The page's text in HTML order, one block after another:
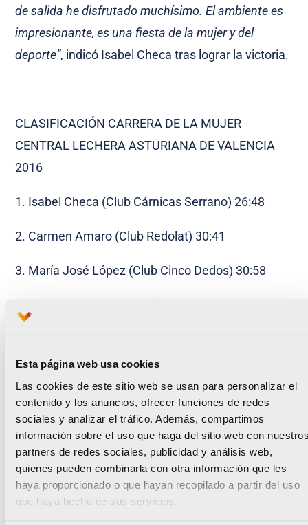
Esta página web usa cookies
Las cookies de este sitio web se usan para personalizar el
contenido y los anuncios, ofrecer funciones de redes
sociales y analizar el tráfico. Además, compartimos
información sobre el uso que haga del sitio web con
partners de redes sociales, publicidad y análisis web,
quienes pueden combinarla con otra información que les
haya proporcionado o que hayan recopilado a partir del uso
que haya hecho de sus servicios.
de salida he disfrutado muchísimo. El ambiente es
impresionante, es una fiesta de la mujer y del
deporte”, indicó Isabel Checa tras lograr la victoria.
CLASIFICACIÓN CARRERA DE LA MUJER
CENTRAL LECHERA ASTURIANA DE VALENCIA
2016
1. Isabel Checa (Club Cárnicas Serrano) 26:48
2. Carmen Amaro (Club Redolat) 30:41
3. María José López (Club Cinco Dedos) 30:58
Clasificación completa
cruzaron la línea de meta